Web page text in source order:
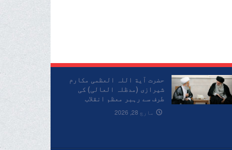
حضرت آیة اللہ العظمی مکارم
شیرازی (مدظلہ العالی) کی
طرف سے رہبر معظم انقلاب
اسلامی حضرت آیة اللہ العظمی
خامنہ ای (قدس سرہ الشریف)
مارچ 28, 2026